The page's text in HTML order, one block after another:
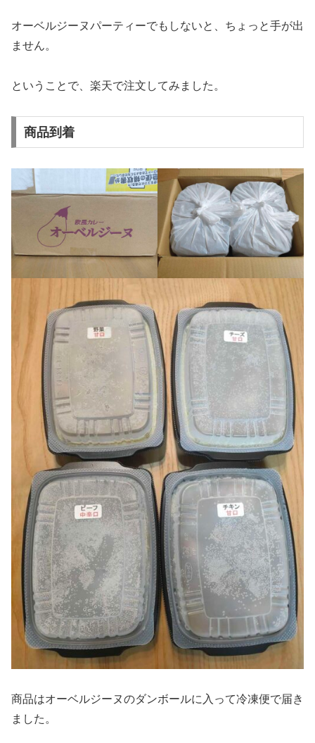
オーベルジーヌパーティーでもしないと、ちょっと手が出
ません。
ということで、楽天で注文してみました。
商品到着
商品はオーベルジーヌのダンボールに入って冷凍便で届き
ました。